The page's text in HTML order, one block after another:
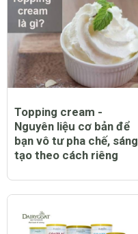
Topping cream -
Nguyên liệu cơ bản để
bạn vô tư pha chế, sáng
tạo theo cách riêng